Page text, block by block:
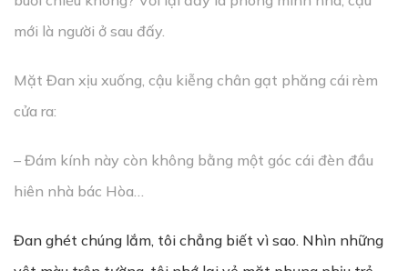
mới là người ở sau đấy.
Mặt Đan xịu xuống, cậu kiễng chân gạt phăng cái rèm
cửa ra:
– Đám kính này còn không bằng một góc cái đèn đầu
hiên nhà bác Hòa…
Đan ghét chúng lắm, tôi chẳng biết vì sao. Nhìn những